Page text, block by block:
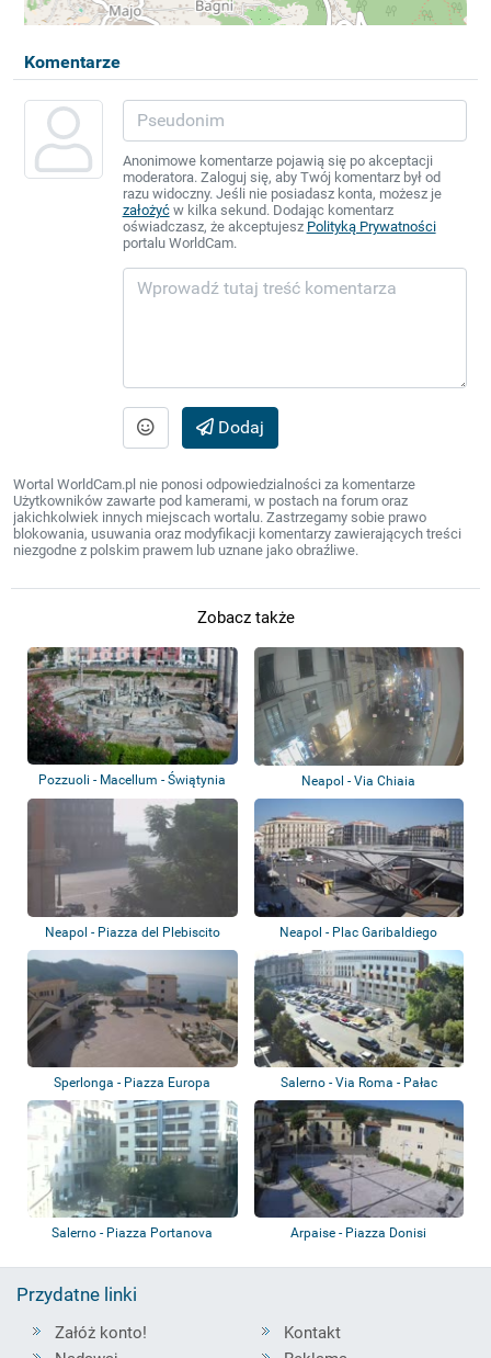
Komentarze
Anonimowe komentarze pojawią się po akceptacji
moderatora. Zaloguj się, aby Twój komentarz był od
razu widoczny. Jeśli nie posiadasz konta, możesz je
założyćw kilka sekund. Dodając komentarz
oświadczasz, że akceptujesz Polityką Prywatności
portalu WorldCam.
Dodaj
Wortal WorldCam.pl nie ponosi odpowiedzialności za komentarze
Użytkowników zawarte pod kamerami, w postach na forum oraz
jakichkolwiek innych miejscach wortalu. Zastrzegamy sobie prawo
blokowania, usuwania oraz modyfikacji komentarzy zawierających treści
niezgodne z polskim prawem lub uznane jako obraźliwe.
Zobacz także
Pozzuoli - Macellum - Świątynia
Serapisa
Neapol - Via Chiaia
Neapol - Piazza del Plebiscito Neapol - Plac Garibaldiego
Sperlonga - Piazza Europa
Salerno - Via Roma - Pałac
Prefektury
Salerno - Piazza Portanova Arpaise - Piazza Donisi
Przydatne linki
Załóż konto!
Kontakt